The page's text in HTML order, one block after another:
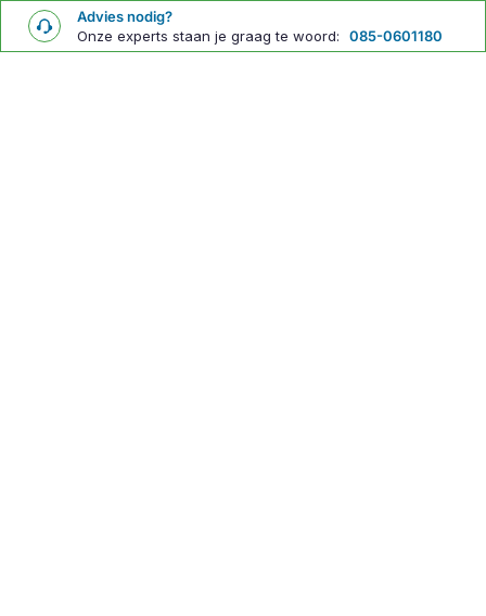
Advies nodig?
Onze experts staan je graag te woord:
085-0601180